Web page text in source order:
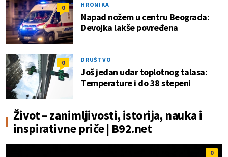
0 HRONIKA
Napad nožem u centru Beograda:
Devojka lakše povređena
0 DRUŠTVO
Još jedan udar toplotnog talasa:
Temperature i do 38 stepeni
Život – zanimljivosti, istorija, nauka i
inspirativne priče | B92.net
0